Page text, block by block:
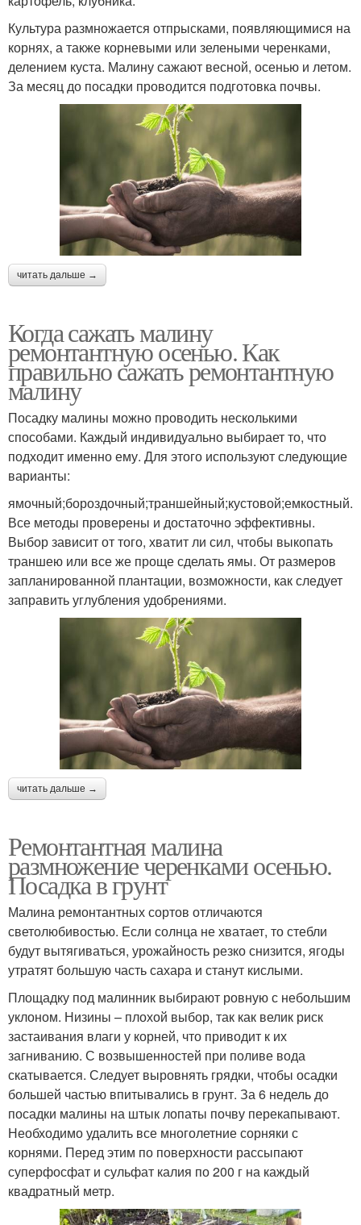
Культура размножается отпрысками, появляющимися на
корнях, а также корневыми или зелеными черенками,
делением куста. Малину сажают весной, осенью и летом.
За месяц до посадки проводится подготовка почвы.
читать дальше →
Когда сажать малину
ремонтантную осенью. Как
правильно сажать ремонтантную
малину
Посадку малины можно проводить несколькими
способами. Каждый индивидуально выбирает то, что
подходит именно ему. Для этого используют следующие
варианты:
ямочный;бороздочный;траншейный;кустовой;емкостный.
Все методы проверены и достаточно эффективны.
Выбор зависит от того, хватит ли сил, чтобы выкопать
траншею или все же проще сделать ямы. От размеров
запланированной плантации, возможности, как следует
заправить углубления удобрениями.
читать дальше →
Ремонтантная малина
размножение черенками осенью.
Посадка в грунт
Малина ремонтантных сортов отличаются
светолюбивостью. Если солнца не хватает, то стебли
будут вытягиваться, урожайность резко снизится, ягоды
утратят большую часть сахара и станут кислыми.
Площадку под малинник выбирают ровную с небольшим
уклоном. Низины – плохой выбор, так как велик риск
застаивания влаги у корней, что приводит к их
загниванию. С возвышенностей при поливе вода
скатывается. Следует выровнять грядки, чтобы осадки
большей частью впитывались в грунт. За 6 недель до
посадки малины на штык лопаты почву перекапывают.
Необходимо удалить все многолетние сорняки с
корнями. Перед этим по поверхности рассыпают
суперфосфат и сульфат калия по 200 г на каждый
квадратный метр.